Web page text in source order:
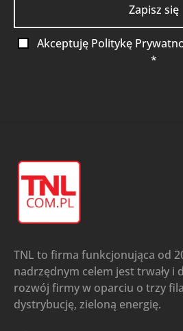
Akceptuję Politykę
*
TNL to firma funkcjonująca od
nadrzędnym celem jest trwały i
rozwój firmy w oparciu o trzy
dystrybucję, zieloną energię.